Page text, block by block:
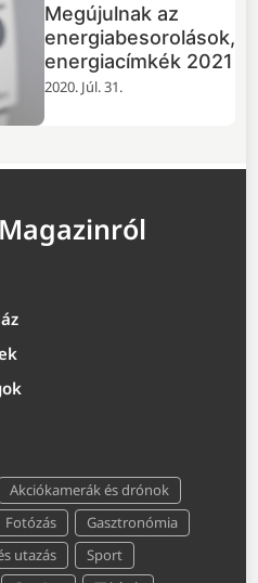
Megújulnak az
energiabesorolások,
energiacímkék 2021
2020. Júl. 31.
Akciókamerák és drónok
Fotózás
Gasztronómia
utazás
Sport